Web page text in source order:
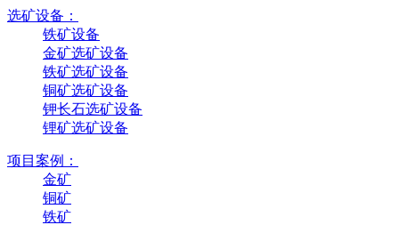
选矿设备：
铁矿设备
金矿选矿设备
铁矿选矿设备
铜矿选矿设备
钾长石选矿设备
锂矿选矿设备
项目案例：
金矿
铜矿
铁矿